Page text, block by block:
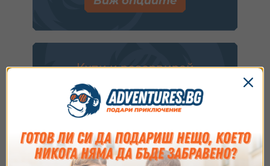
Купи и резервирай
Избери ваучер
Заяви резервация
3. Плати лесно онлайн
Ще видиш следващите стъпки за
потвърждаване на резервацията.